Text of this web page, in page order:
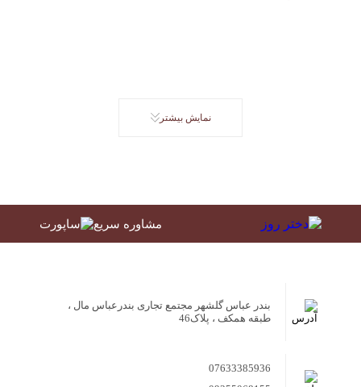
نمایش بیشتر
مشاوره سریع
بندر عباس گلشهر مجتمع تجاری بندرعباس مال ،
طبقه همکف ، پلاک46
07633385936